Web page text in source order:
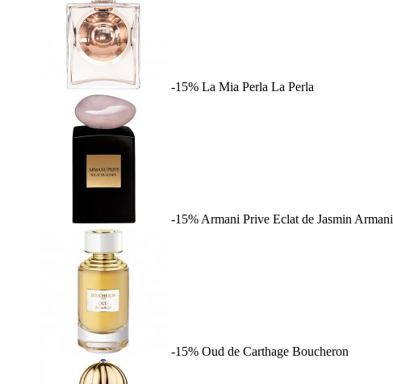
-15% La Mia Perla La Perla
-15% Armani Prive Eclat de Jasmin Armani
-15% Oud de Carthage Boucheron